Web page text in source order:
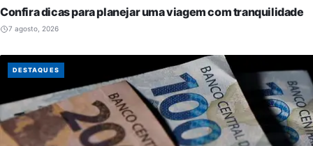
Confira dicas para planejar uma viagem com tranquilidade
7 agosto, 2026
DESTAQUES